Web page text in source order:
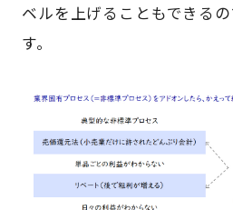
ベルを上げることもできる
す。